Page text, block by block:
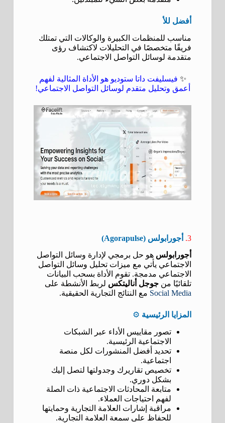
أفضل للأ
مناسب للمنظمات الكبيرة والوكالات التي تمتلك
فريقًا متخصصًا في التحليلات لاكتشاف رؤى
متقدمة لوسائل التواصل الاجتماعي.
✨ فيسليفت داتا ستوديو هو الأداة المثالية لفهم
أعمق وتحليل متقدم لوسائل التواصل الاجتماعي!
3.
أجورابولس (Agorapulse)
أجورابولس هو حل برمجي لإدارة وسائل التواصل
الاجتماعي يأتي مع ميزات تحليل وسائل التواصل
الاجتماعي مدمجة. تقوم الأداة بسحب البيانات
تلقائيًا من جوجل أناليتكس لربط الأنشطة على
Social Media مع النتائج التجارية الحقيقية.
المزايا الرئيسية ⚙️
تصور مقاييس الأداء عبر الشبكات
الاجتماعية الرئيسية.
تحديد أفضل المنشورات لكل منصة
اجتماعية.
تخصيص تقاريرك وجدولتها لتصل إليك
بشكل دوري.
متابعة المحادثات الاجتماعية ذات الصلة
لفهم احتياجات العملاء.
مراقبة إشارات العلامة التجارية وحمايتها
للحفاظ على سمعة العلامة التجارية.